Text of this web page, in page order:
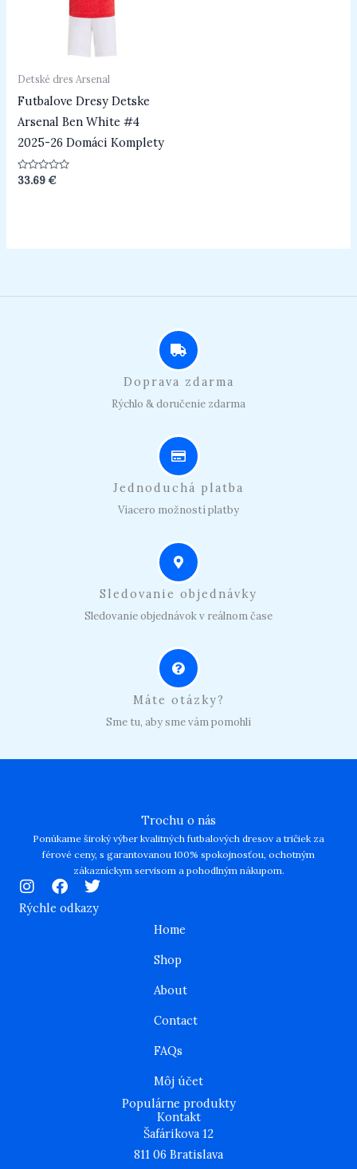
Detské dres Arsenal
Futbalove Dresy Detske
Arsenal Ben White #4
2025-26 Domáci Komplety
Hodnotenie
33.69€
Doprava zdarma
Rýchlo & doručenie zdarma
Jednoduchá platba
Viacero možností platby
Sledovanie objednávky
Sledovanie objednávok v reálnom čase
Máte otázky?
Sme tu, aby sme vám pomohli
Trochu o nás
Ponúkame široký výber kvalitných futbalových dresov a tričiek za
férové ceny, s garantovanou 100% spokojnosťou, ochotným
zákazníckym servisom a pohodlným nákupom.
I
n
s
F
a
c
T
w
i
Rýchle odkazy
Home
Shop
About
Contact
FAQs
Môj účet
Populárne produkty
Kontakt
Šafárikova 12
811 06 Bratislava